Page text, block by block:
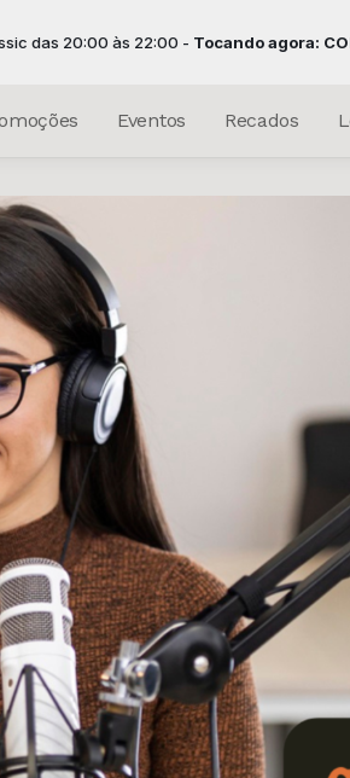
às 22:00 -Tocando agora: CORREIO
Eventos Recados